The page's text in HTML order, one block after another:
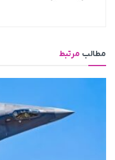
مطالب مرتبط